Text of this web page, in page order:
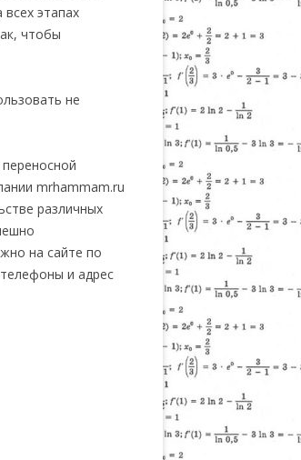
этапах
чтобы
не
mrhammam.ru
различных
на сайте по
и адрес